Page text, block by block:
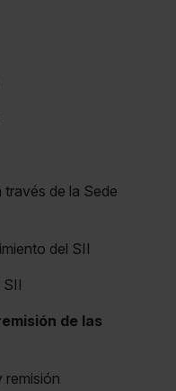
de la Sede
del SII
de las